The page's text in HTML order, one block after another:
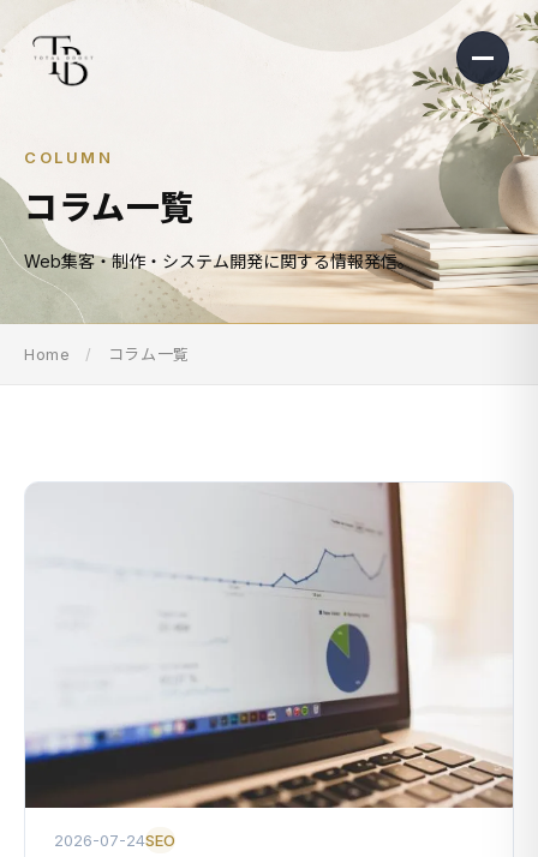
COLUMN
コラム一覧
Web集客・制作・システム開発に関する情報発信。
Home / コラム一覧
2026-07-24SEO